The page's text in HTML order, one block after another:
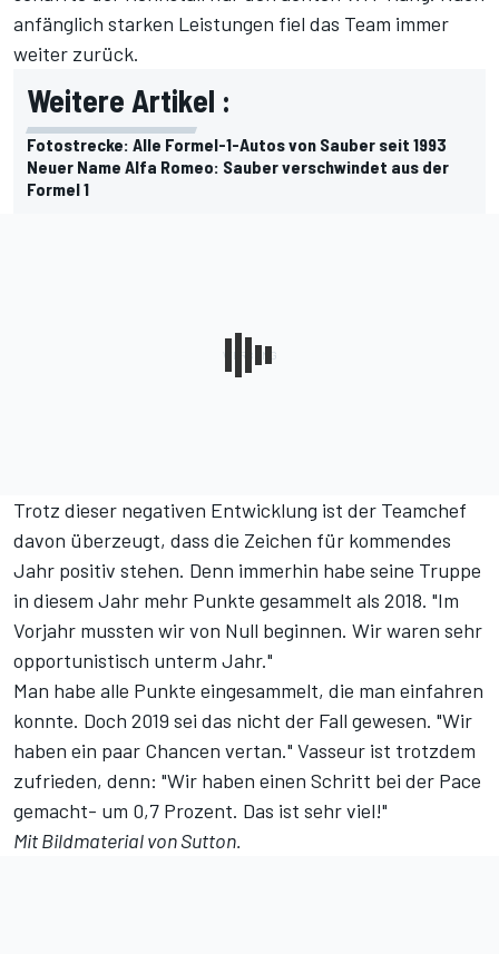
anfänglich starken Leistungen fiel das Team immer
weiter zurück.
Weitere Artikel :
Fotostrecke: Alle Formel-1-Autos von Sauber seit 1993
Neuer Name Alfa Romeo: Sauber verschwindet aus der
Formel 1
Trotz dieser negativen Entwicklung ist der Teamchef
davon überzeugt, dass die Zeichen für kommendes
Jahr positiv stehen. Denn immerhin habe seine Truppe
in diesem Jahr mehr Punkte gesammelt als 2018. "Im
Vorjahr mussten wir von Null beginnen. Wir waren sehr
opportunistisch unterm Jahr."
Man habe alle Punkte eingesammelt, die man einfahren
konnte. Doch 2019 sei das nicht der Fall gewesen. "Wir
haben ein paar Chancen vertan." Vasseur ist trotzdem
zufrieden, denn: "Wir haben einen Schritt bei der Pace
gemacht- um 0,7 Prozent. Das ist sehr viel!"
Mit Bildmaterial von Sutton.